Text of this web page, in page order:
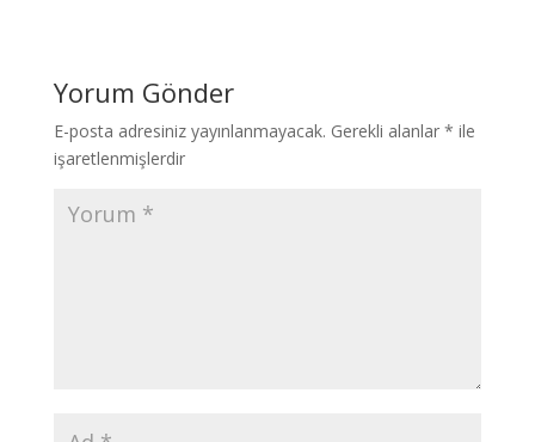
Yorum Gönder
E-posta adresiniz yayınlanmayacak. Gerekli alanlar * ile
işaretlenmişlerdir